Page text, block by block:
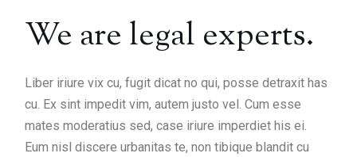
We are legal experts.
Liber iriure vix cu, fugit dicat no qui, posse detraxit has
cu. Ex sint impedit vim, autem justo vel. Cum esse
mates moderatius sed, case iriure imperdiet his ei.
Eum nisl discere urbanitas te, non tibique blandit cu